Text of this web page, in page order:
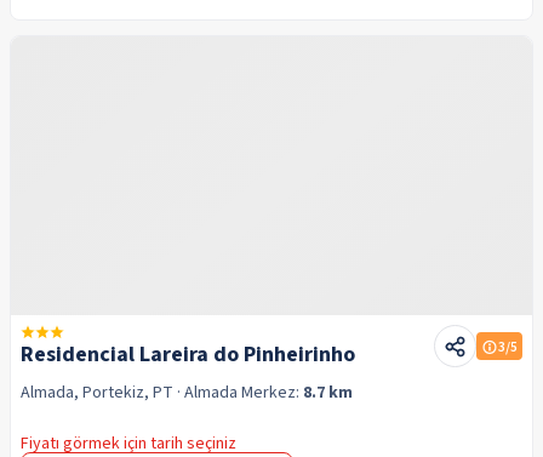
Residencial Lareira do Pinheirinho 3/5
Almada, Portekiz, PT · Almada Merkez: 8.7 km
Fiyatı görmek için tarih seçiniz